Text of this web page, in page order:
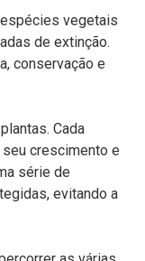
vegetais
de extinção.
conservação e
Cada
crescimento e
série de
evitando a